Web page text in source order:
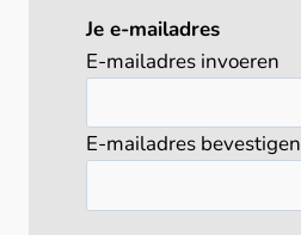
Je e-mailadres
E-mailadres invoeren
E-mailadres bevestigen